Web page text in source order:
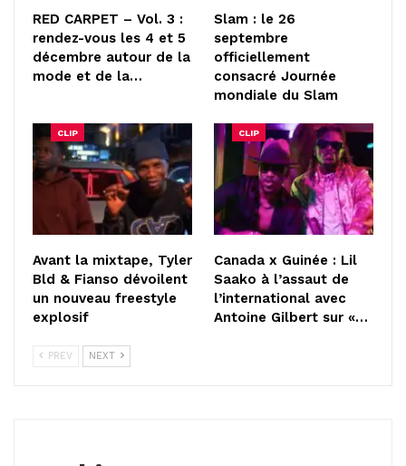
RED CARPET – Vol. 3 :
rendez-vous les 4 et 5
décembre autour de la
mode et de la…
Slam : le 26
septembre
officiellement
consacré Journée
mondiale du Slam
CLIP
Avant la mixtape, Tyler
Bld & Fianso dévoilent
un nouveau freestyle
explosif
CLIP
Canada x Guinée : Lil
Saako à l’assaut de
l’international avec
Antoine Gilbert sur «…
PREV NEXT